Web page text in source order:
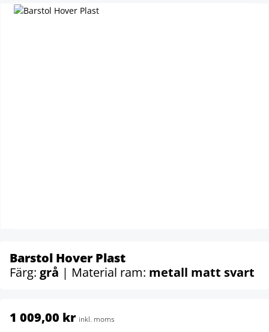
Barstol Hover Plast
Färg: grå | Material ram: metall matt svart
1 009,00 kr inkl. moms